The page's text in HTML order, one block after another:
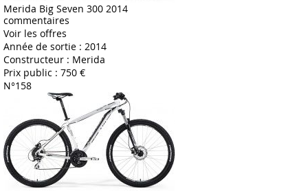
Merida Big Seven 300 2014
commentaires
Voir les offres
Année de sortie : 2014
Constructeur : Merida
Prix public : 750 €
N°158